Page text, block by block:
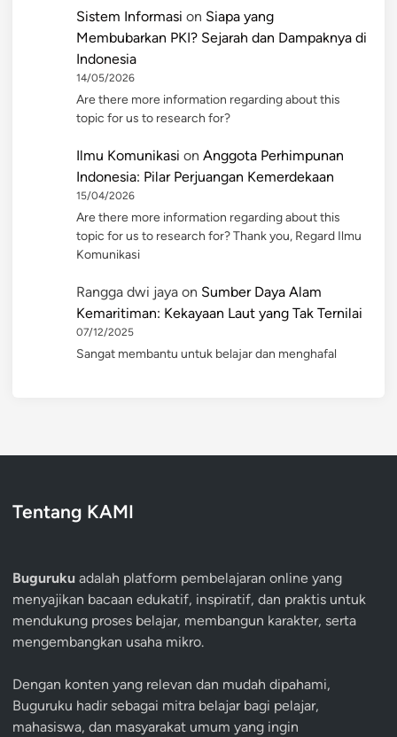
Sistem Informasi on Siapa yang
Membubarkan PKI? Sejarah dan Dampaknya di
Indonesia
14/05/2026
Are there more information regarding about this
topic for us to research for?
Ilmu Komunikasi on Anggota Perhimpunan
Indonesia: Pilar Perjuangan Kemerdekaan
15/04/2026
Are there more information regarding about this
topic for us to research for? Thank you, Regard Ilmu
Komunikasi
Rangga dwi jaya on Sumber Daya Alam
Kemaritiman: Kekayaan Laut yang Tak Ternilai
07/12/2025
Sangat membantu untuk belajar dan menghafal
Tentang KAMI
Buguruku adalah platform pembelajaran online yang
menyajikan bacaan edukatif, inspiratif, dan praktis untuk
mendukung proses belajar, membangun karakter, serta
mengembangkan usaha mikro.
Dengan konten yang relevan dan mudah dipahami,
Buguruku hadir sebagai mitra belajar bagi pelajar,
mahasiswa, dan masyarakat umum yang ingin